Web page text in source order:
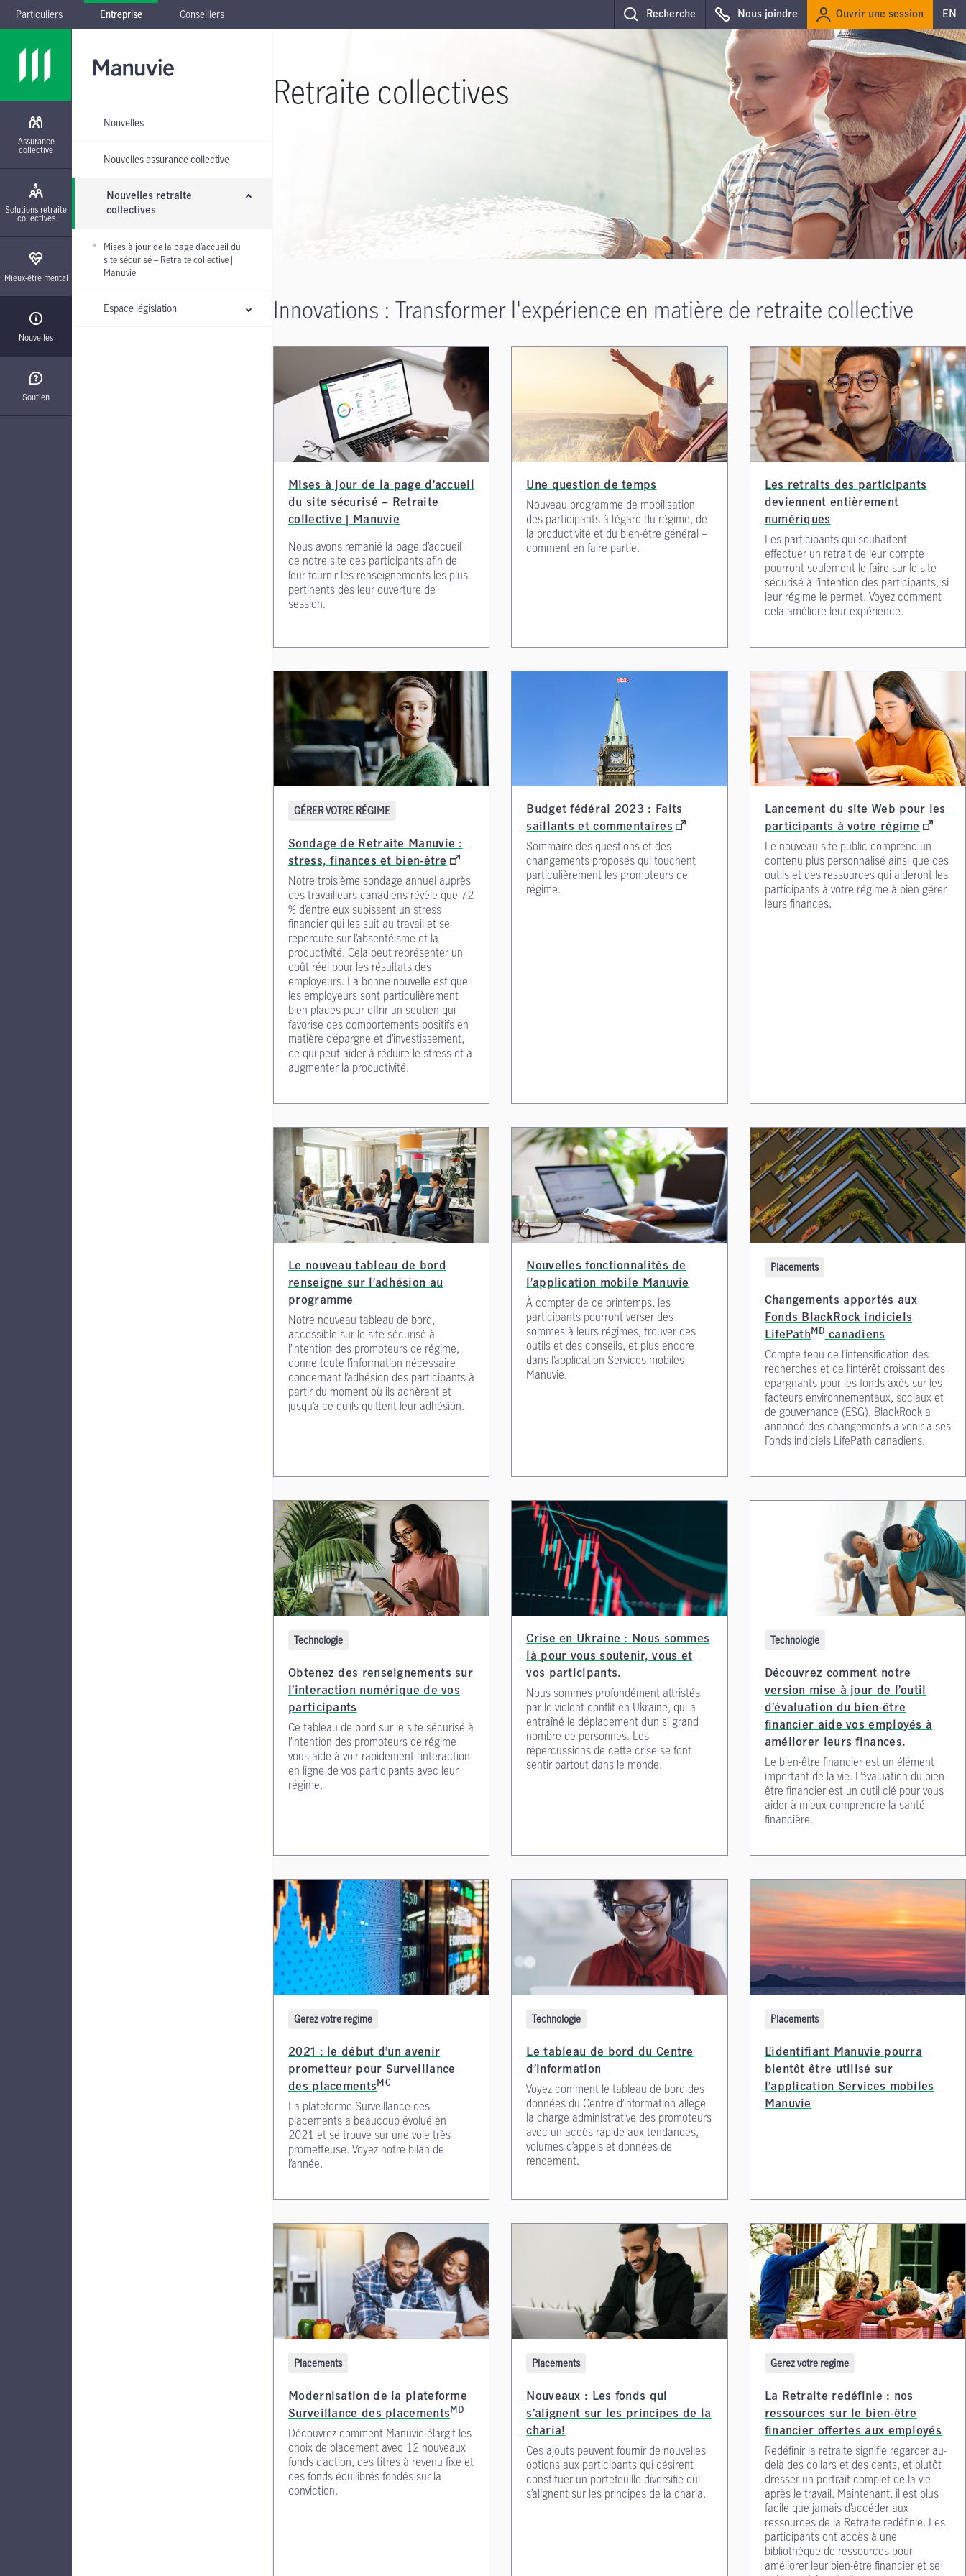
Passer à la navigation principale
Passer au contenu principal
Passer au pied de page
Particuliers Entreprise Conseillers Recherche Nous joindre Ouvrir une session EN
Assurance
collective
Solutions retraite
collectives
Mieux-être mental
Nouvelles
Nouvelles
Nouvelles assurance collective
Nouvelles retraite
collectives
Mises à jour de la page d’accueil du
site sécurisé – Retraite collective |
Manuvie
Espace législation
Soutien
Retraite collectives
Innovations : Transformer l'expérience en matière de retraite collective
Mises à jour de la page d’accueil
du site sécurisé – Retraite
collective | Manuvie
Nous avons remanié la page d’accueil
de notre site des participants afin de
leur fournir les renseignements les plus
pertinents dès leur ouverture de
session.
Une question de temps
Nouveau programme de mobilisation
des participants à l’égard du régime, de
la productivité et du bien-être général –
comment en faire partie.
Les retraits des participants
deviennent entièrement
numériques
Les participants qui souhaitent
effectuer un retrait de leur compte
pourront seulement le faire sur le site
sécurisé à l’intention des participants, si
leur régime le permet. Voyez comment
cela améliore leur expérience.
GÉRER VOTRE RÉGIME
Sondage de Retraite Manuvie :
stress, finances et bien-être
Notre troisième sondage annuel auprès
des travailleurs canadiens révèle que 72
% d’entre eux subissent un stress
financier qui les suit au travail et se
répercute sur l’absentéisme et la
productivité. Cela peut représenter un
coût réel pour les résultats des
employeurs. La bonne nouvelle est que
les employeurs sont particulièrement
bien placés pour offrir un soutien qui
favorise des comportements positifs en
matière d’épargne et d’investissement,
ce qui peut aider à réduire le stress et à
augmenter la productivité.
Budget fédéral 2023 : Faits
saillants et commentaires
Sommaire des questions et des
changements proposés qui touchent
particulièrement les promoteurs de
régime.
Lancement du site Web pour les
participants à votre régime
Le nouveau site public comprend un
contenu plus personnalisé ainsi que des
outils et des ressources qui aideront les
participants à votre régime à bien gérer
leurs finances.
Le nouveau tableau de bord
renseigne sur l’adhésion au
programme
Notre nouveau tableau de bord,
accessible sur le site sécurisé à
l’intention des promoteurs de régime,
donne toute l’information nécessaire
concernant l’adhésion des participants à
partir du moment où ils adhèrent et
jusqu’à ce qu’ils quittent leur adhésion.
Nouvelles fonctionnalités de
l’application mobile Manuvie
À compter de ce printemps, les
participants pourront verser des
sommes à leurs régimes, trouver des
outils et des conseils, et plus encore
dans l’application Services mobiles
Manuvie.
Placements
Changements apportés aux
Fonds BlackRock indiciels
LifePathMDcanadiens
Compte tenu de l’intensification des
recherches et de l’intérêt croissant des
épargnants pour les fonds axés sur les
facteurs environnementaux, sociaux et
de gouvernance (ESG), BlackRock a
annoncé des changements à venir à ses
Fonds indiciels LifePath canadiens.
Technologie
Obtenez des renseignements sur
l’interaction numérique de vos
participants
Ce tableau de bord sur le site sécurisé à
l’intention des promoteurs de régime
vous aide à voir rapidement l’interaction
en ligne de vos participants avec leur
régime.
Crise en Ukraine : Nous sommes
là pour vous soutenir, vous et
vos participants.
Nous sommes profondément attristés
par le violent conflit en Ukraine, qui a
entraîné le déplacement d’un si grand
nombre de personnes. Les
répercussions de cette crise se font
sentir partout dans le monde.
Technologie
Découvrez comment notre
version mise à jour de l’outil
d’évaluation du bien-être
financier aide vos employés à
améliorer leurs finances.
Le bien-être financier est un élément
important de la vie. L’évaluation du bien-
être financier est un outil clé pour vous
aider à mieux comprendre la santé
financière.
Gerez votre regime
2021 : le début d’un avenir
prometteur pour Surveillance
des placementsMC
La plateforme Surveillance des
placements a beaucoup évolué en
2021 et se trouve sur une voie très
prometteuse. Voyez notre bilan de
l’année.
Technologie
Le tableau de bord du Centre
d’information
Voyez comment le tableau de bord des
données du Centre d’information allège
la charge administrative des promoteurs
avec un accès rapide aux tendances,
volumes d’appels et données de
rendement.
Placements
L’identifiant Manuvie pourra
bientôt être utilisé sur
l’application Services mobiles
Manuvie
Placements
Modernisation de la plateforme
Surveillance des placementsMD
Découvrez comment Manuvie élargit les
choix de placement avec 12 nouveaux
fonds d’action, des titres à revenu fixe et
des fonds équilibrés fondés sur la
conviction.
Placements
Nouveaux : Les fonds qui
s’alignent sur les principes de la
charia!
Ces ajouts peuvent fournir de nouvelles
options aux participants qui désirent
constituer un portefeuille diversifié qui
s’alignent sur les principes de la charia.
Gerez votre regime
La Retraite redéfinie : nos
ressources sur le bien-être
financier offertes aux employés
Redéfinir la retraite signifie regarder au-
delà des dollars et des cents, et plutôt
dresser un portrait complet de la vie
après le travail. Maintenant, il est plus
facile que jamais d’accéder aux
ressources de la Retraite redéfinie. Les
participants ont accès à une
bibliothèque de ressources pour
améliorer leur bien-être financier et se